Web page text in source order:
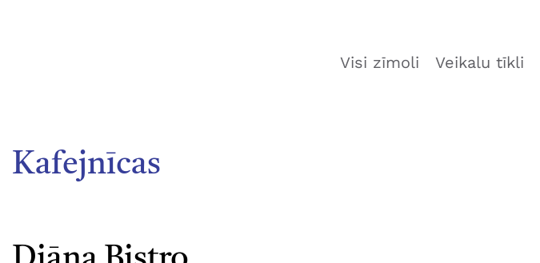
Visi zīmoli Veikalu tīkli
Kafejnīcas